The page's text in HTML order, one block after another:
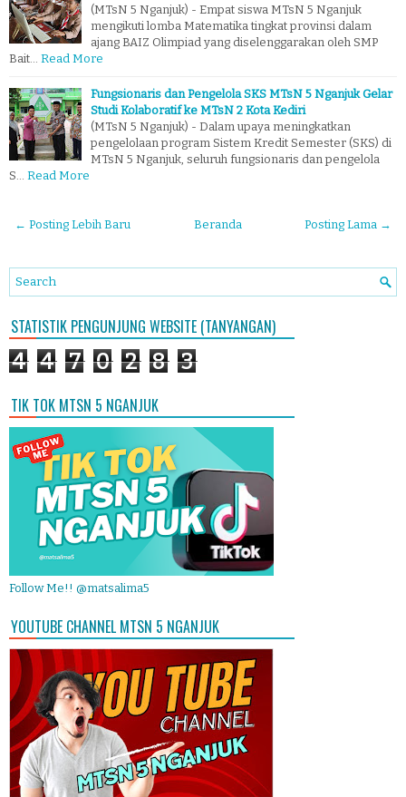
(MTsN 5 Nganjuk) - Empat siswa MTsN 5 Nganjuk
mengikuti lomba Matematika tingkat provinsi dalam
ajang BAIZ Olimpiad yang diselenggarakan oleh SMP
Bait… Read More
Fungsionaris dan Pengelola SKS MTsN 5 Nganjuk Gelar
Studi Kolaboratif ke MTsN 2 Kota Kediri
(MTsN 5 Nganjuk) - Dalam upaya meningkatkan
pengelolaan program Sistem Kredit Semester (SKS) di
MTsN 5 Nganjuk, seluruh fungsionaris dan pengelola
S… Read More
← Posting Lebih Baru Posting Lama →
Beranda
STATISTIK PENGUNJUNG WEBSITE (TANYANGAN)
4 4 7 0 2 8 3
TIK TOK MTSN 5 NGANJUK
Follow Me!! @matsalima5
YOUTUBE CHANNEL MTSN 5 NGANJUK